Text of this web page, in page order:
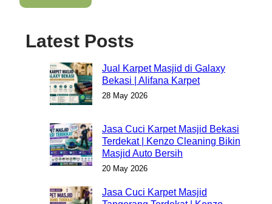
Latest Posts
Jual Karpet Masjid di Galaxy
Bekasi | Alifana Karpet
28 May 2026
Jasa Cuci Karpet Masjid Bekasi
Terdekat | Kenzo Cleaning Bikin
Masjid Auto Bersih
20 May 2026
Jasa Cuci Karpet Masjid